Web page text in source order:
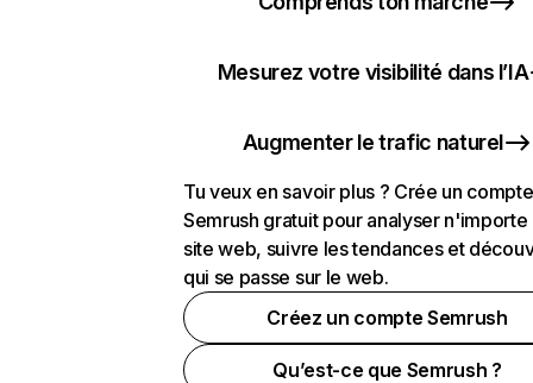
Mesurez votre visibilité dans l’IA
Augmenter le trafic naturel
Tu veux en savoir plus ? Crée un compte
Semrush gratuit pour analyser n'importe
site web, suivre les tendances et
qui se passe sur le web.
Créez un compte Semrush
Qu’est-ce que Semrush ?